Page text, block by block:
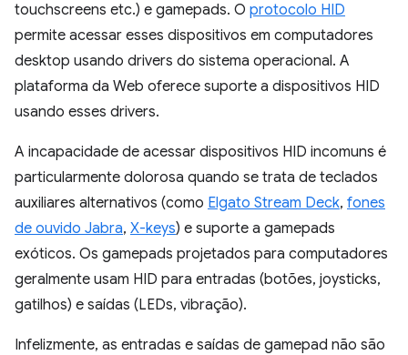
touchscreens etc.) e gamepads. O protocolo HID
permite acessar esses dispositivos em computadores
desktop usando drivers do sistema operacional. A
plataforma da Web oferece suporte a dispositivos HID
usando esses drivers.
A incapacidade de acessar dispositivos HID incomuns é
particularmente dolorosa quando se trata de teclados
auxiliares alternativos (como Elgato Stream Deck, fones
de ouvido Jabra, X-keys) e suporte a gamepads
exóticos. Os gamepads projetados para computadores
geralmente usam HID para entradas (botões, joysticks,
gatilhos) e saídas (LEDs, vibração).
Infelizmente, as entradas e saídas de gamepad não são